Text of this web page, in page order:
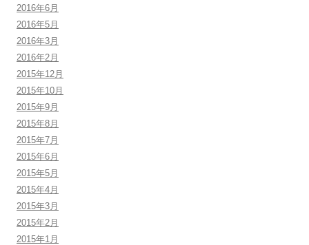
2016年6月
2016年5月
2016年3月
2016年2月
2015年12月
2015年10月
2015年9月
2015年8月
2015年7月
2015年6月
2015年5月
2015年4月
2015年3月
2015年2月
2015年1月